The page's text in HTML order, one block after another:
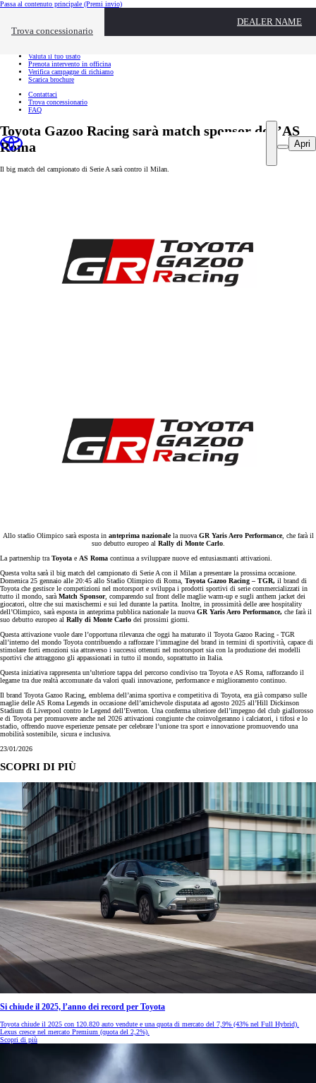
Passa al contenuto principale (Premi invio)
Trova concessionario
DEALER NAME
Link utili Chiudi overlay
Valuta il tuo usato
Prenota intervento in officina
Verifica campagne di richiamo
Scarica brochure
Contattaci
Trova concessionario
FAQ
Apri
Toyota Gazoo Racing sarà match sponsor dell’AS
Roma
Il big match del campionato di Serie A sarà contro il Milan.
Allo stadio Olimpico sarà esposta in anteprima nazionalela nuova GR Yaris Aero Performance, che farà il
suo debutto europeo al Rally di Monte Carlo.
La partnership tra Toyota e AS Roma continua a sviluppare nuove ed entusiasmanti attivazioni.
Questa volta sarà il big match del campionato di Serie A con il Milan a presentare la prossima occasione.
Domenica 25 gennaio alle 20:45 allo Stadio Olimpico di Roma, Toyota Gazoo Racing – TGR, il brand di
Toyota che gestisce le competizioni nel motorsport e sviluppa i prodotti sportivi di serie commercializzati in
tutto il mondo, sarà Match Sponsor, comparendo sul front delle maglie warm-up e sugli anthem jacket dei
giocatori, oltre che sui maxischermi e sui led durante la partita. Inoltre, in prossimità delle aree hospitality
dell’Olimpico, sarà esposta in anteprima pubblica nazionale la nuova GR Yaris Aero Performance, che farà il
suo debutto europeo al Rally di Monte Carlo dei prossimi giorni.
Questa attivazione vuole dare l’opportuna rilevanza che oggi ha maturato il Toyota Gazoo Racing - TGR
all’interno del mondo Toyota contribuendo a rafforzare l’immagine del brand in termini di sportività, capace di
stimolare forti emozioni sia attraverso i successi ottenuti nel motorsport sia con la produzione dei modelli
sportivi che attraggono gli appassionati in tutto il mondo, soprattutto in Italia.
Questa iniziativa rappresenta un’ulteriore tappa del percorso condiviso tra Toyota e AS Roma, rafforzando il
legame tra due realtà accomunate da valori quali innovazione, performance e miglioramento continuo.
Il brand Toyota Gazoo Racing, emblema dell’anima sportiva e competitiva di Toyota, era già comparso sulle
maglie delle AS Roma Legends in occasione dell’amichevole disputata ad agosto 2025 all’Hill Dickinson
Stadium di Liverpool contro le Legend dell’Everton. Una conferma ulteriore dell’impegno del club giallorosso
e di Toyota per promuovere anche nel 2026 attivazioni congiunte che coinvolgeranno i calciatori, i tifosi e lo
stadio, offrendo nuove esperienze pensate per celebrare l’unione tra sport e innovazione promuovendo una
mobilità sostenibile, sicura e inclusiva.
23/01/2026
SCOPRI DI PIÙ
Si chiude il 2025, l’anno dei record per Toyota
Toyota chiude il 2025 con 120.820 auto vendute e una quota di mercato del 7,9% (43% nel Full Hybrid).
Lexus cresce nel mercato Premium (quota del 2,2%).
Scopri di più